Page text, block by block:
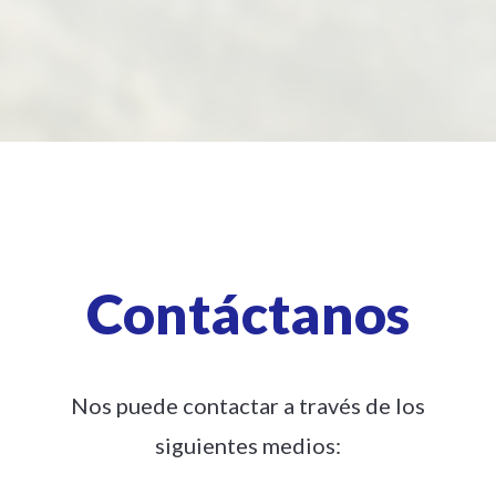
Contáctanos
Nos puede contactar a través de los
siguientes medios: